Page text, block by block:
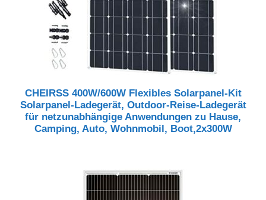
CHEIRSS 400W/600W Flexibles Solarpanel-Kit
Solarpanel-Ladegerät, Outdoor-Reise-Ladegerät
für netzunabhängige Anwendungen zu Hause,
Camping, Auto, Wohnmobil, Boot,2x300W